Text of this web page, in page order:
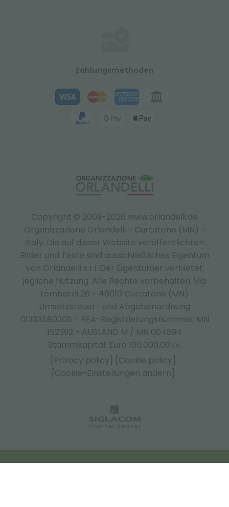
Copyright © 2009-2026 www.orlandelli.de
Organizzazione Orlandelli - Curtatone (MN) -
Italy. Die auf dieser Website veröffentlichten
Bilder und Texte sind ausschließliches Eigentum
von Orlandelli s.r.l. Der Eigentümer verbietet
jegliche Nutzung. Alle Rechte vorbehalten. Via
Lombardi 26 - 46010 Curtatone (MN)
Umsatzsteuer- und Abgabenordnung
01333580205 - REA-Registrierungsnummer: MN
152392 - AUSLAND M / MN 004894
Stammkapital: Euro 100.000,00 i.v.
[Privacy policy]
[Cookie policy]
[Cookie-Einstellungen ändern]
Zahlungsmethoden